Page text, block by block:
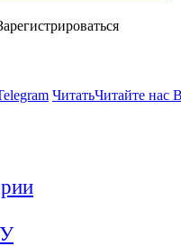
ЧитатьЧитайте нас